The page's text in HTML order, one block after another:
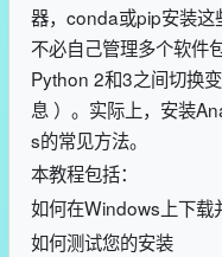
器，conda或pip安装这
不必自己管理多个软件
Python 2和3之间切换
息 ）。实际上，安装
s的常见方法。
本教程包括：
如何在Windows上下载
如何测试您的安装